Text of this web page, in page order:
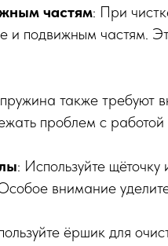
частям: При
и подвижным частям.
также требуют
проблем с
: Используйте
внимание
ёршик для